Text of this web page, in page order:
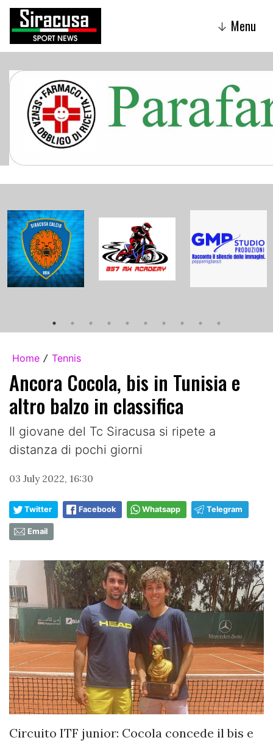
↓ Menu
Home / Tennis
Ancora Cocola, bis in Tunisia e
altro balzo in classifica
Il giovane del Tc Siracusa si ripete a
distanza di pochi giorni
03 July 2022, 16:30
Twitter Facebook Whatsapp Telegram
Email
Circuito ITF junior: Cocola concede il bis e